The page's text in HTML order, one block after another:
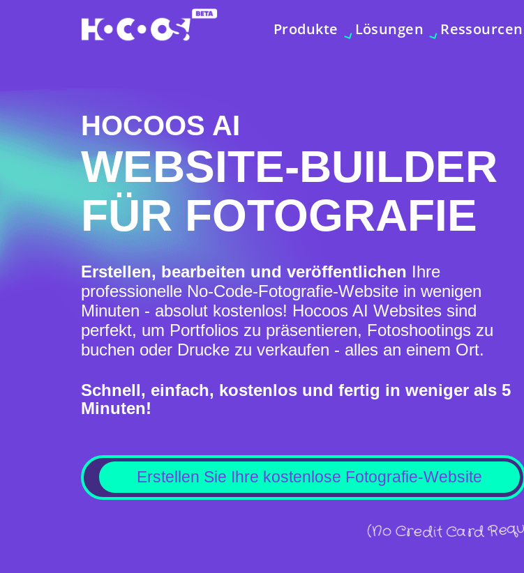
Produkte Lösungen Ressourcen
HOCOOS AI
WEBSITE-BUILDER
FÜR FOTOGRAFIE
Erstellen, bearbeiten und veröffentlichen Ihre
professionelle No-Code-Fotografie-Website in wenigen
Minuten - absolut kostenlos! Hocoos AI Websites sind
perfekt, um Portfolios zu präsentieren, Fotoshootings zu
buchen oder Drucke zu verkaufen - alles an einem Ort.
Schnell, einfach, kostenlos und fertig in weniger als 5
Minuten!
Erstellen Sie Ihre kostenlose Fotografie-Website